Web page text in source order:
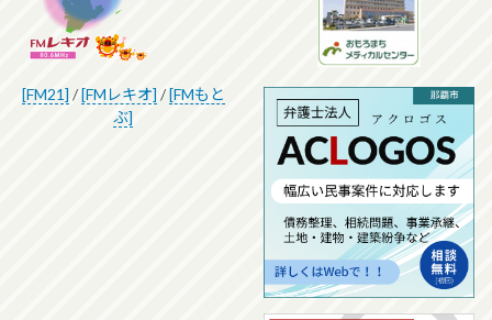
[FM21] /[FMレキオ] /[FMもと
ぶ]